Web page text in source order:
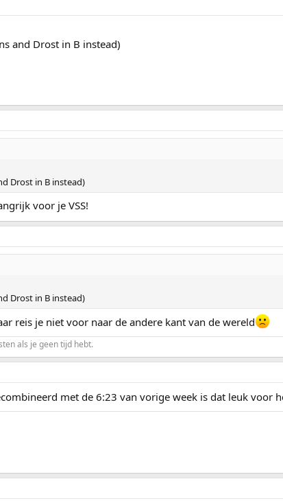
and Drost in B instead)
Drost in B instead)
voor je VSS!
Drost in B instead)
reis je niet voor naar de andere kant van de wereld
als je geen tijd hebt.
met de 6:23 van vorige week is dat leuk voor